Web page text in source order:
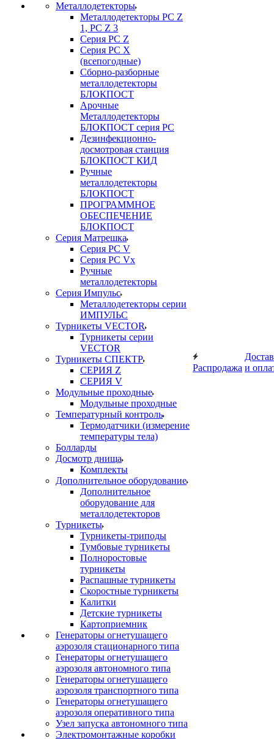
Металлодетекторы
Металлодетекторы РС Z
1, PC Z 3
Серия РС Z
Серия РС X
(всепогодные)
Сборно-разборные
металлодетекторы
БЛОКПОСТ
Арочные
Металлодетекторы
БЛОКПОСТ серия РС
Дезинфекционно-
досмотровая станция
БЛОКПОСТ КИД
Ручные
металлодетекторы
БЛОКПОСТ
ПРОГРАММНОЕ
ОБЕСПЕЧЕНИЕ
БЛОКПОСТ
Серия Матрешка
Серия PC V
Серия PC Vx
Ручные
металлодетекторы
Серия Импульс
Металлодетекторы серии
ИМПУЛЬС
Турникеты VECTOR
Турникеты серии
VECTOR
Турникеты СПЕКТР
СЕРИЯ Z
СЕРИЯ V
Модульные проходные
Модульные проходные
Температурный контроль
Термодатчики (измерение
температуры тела)
Болларды
Досмотр днища
Комплекты
Дополнительное оборудование
Дополнительное
оборудование для
металлодетекторов
Турникеты
Турникеты-триподы
Тумбовые турникеты
Полноростовые
турникеты
Распашные турникеты
Скоростные турникеты
Калитки
Детские турникеты
Картоприемник
Генераторы огнетушащего
аэрозоля стационарного типа
Генераторы огнетушащего
аэрозоля автономного типа
Генераторы огнетушащего
аэрозоля транспортного типа
Генераторы огнетушащего
аэрозоля оперативного типа
Узел запуска автономного типа
Электромонтажные коробки
Распродажа и